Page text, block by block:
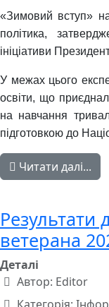
«Зимовий вступ»
політика,
ініціативи
У межах цього
освіти, що
на навчання
підготовкою до
Читати далі...
Результати
ветерана
Деталі
Автор: Editor